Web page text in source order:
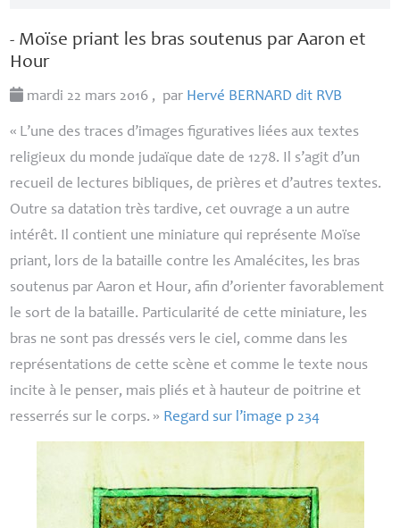
- Moïse priant les bras soutenus par Aaron et
Hour
mardi 22 mars 2016 , par Hervé BERNARD dit RVB
« L’une des traces d’images figuratives liées aux textes
religieux du monde judaïque date de 1278. Il s’agit d’un
recueil de lectures bibliques, de prières et d’autres textes.
Outre sa datation très tardive, cet ouvrage a un autre
intérêt. Il contient une miniature qui représente Moïse
priant, lors de la bataille contre les Amalécites, les bras
soutenus par Aaron et Hour, afin d’orienter favorablement
le sort de la bataille. Particularité de cette miniature, les
bras ne sont pas dressés vers le ciel, comme dans les
représentations de cette scène et comme le texte nous
incite à le penser, mais pliés et à hauteur de poitrine et
resserrés sur le corps. » Regard sur l’image p 234